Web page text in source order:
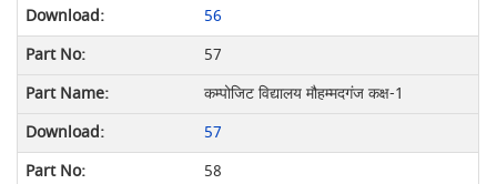
56
57
कम्पोजिट विद्यालय मौहम्मदगंज कक्ष-1
57
58